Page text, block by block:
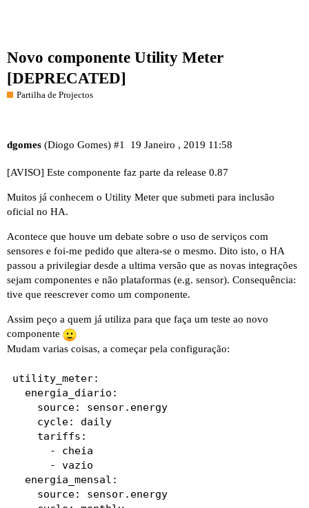
Novo componente Utility Meter
[DEPRECATED]
Partilha de Projectos
dgomes (Diogo Gomes) 19 Janeiro , 2019 11:58
#1
[AVISO] Este componente faz parte da release 0.87
Muitos já conhecem o Utility Meter que submeti para inclusão
oficial no HA.
Acontece que houve um debate sobre o uso de serviços com
sensores e foi-me pedido que altera-se o mesmo. Dito isto, o HA
passou a privilegiar desde a ultima versão que as novas integrações
sejam componentes e não plataformas (e.g. sensor). Consequência:
tive que reescrever como um componente.
Assim peço a quem já utiliza para que faça um teste ao novo
componente
Mudam varias coisas, a começar pela configuração:
utility_meter:
  energia_diario:
    source: sensor.energy
    cycle: daily
    tariffs:
      - cheia
      - vazio
  energia_mensal:
    source: sensor.energy